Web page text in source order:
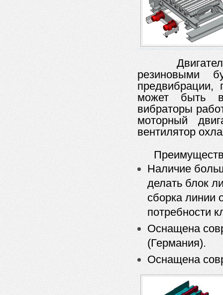
резиновыми
предвибрации,
может быть
вибраторы
моторный
вентилятор
Наличие
делать блок
сборка линии
потребности
Оснащена
(Германия).
Оснащена